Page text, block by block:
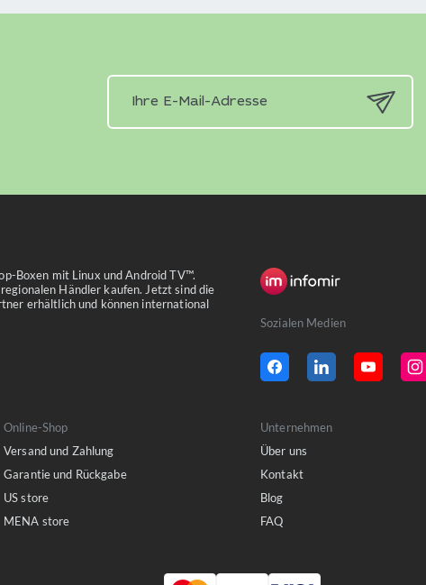
Boxen mit Linux und Android TV™.
Händler kaufen. Jetzt sind die
erhältlich und können international
Sozialen Medien
Online-Shop
Versand und Zahlung
Garantie und Rückgabe
US store
MENA store
Unternehmen
Über uns
Kontakt
Blog
FAQ